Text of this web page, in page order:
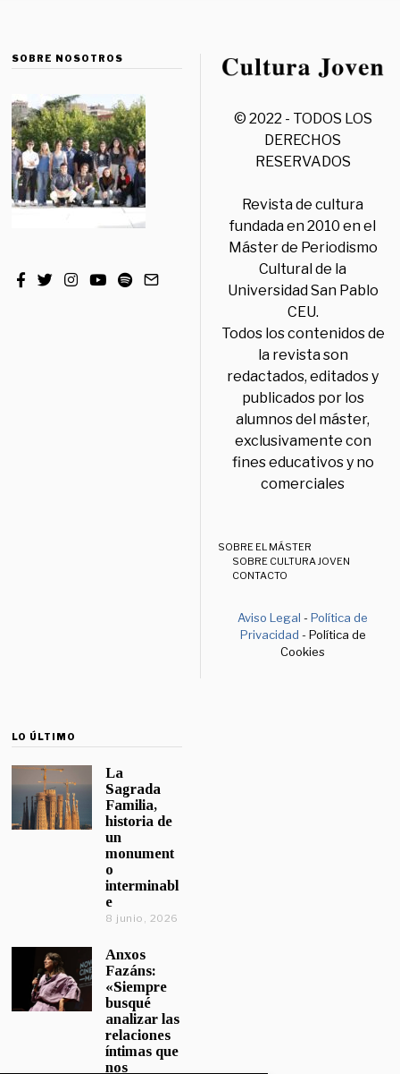
SOBRE NOSOTROS
© 2022 - TODOS LOS
DERECHOS
RESERVADOS
Revista de cultura
fundada en 2010 en el
Máster de Periodismo
Cultural de la
Universidad San Pablo
CEU.
Todos los contenidos de
la revista son
redactados, editados y
publicados por los
alumnos del máster,
exclusivamente con
fines educativos y no
comerciales
SOBRE EL MÁSTER
SOBRE CULTURA JOVEN
CONTACTO
Aviso Legal -Política de
Privacidad - Política de
Cookies
LO ÚLTIMO
La
Sagrada
Familia,
historia de
un
monument
o
interminabl
e
8 junio, 2026
Anxos
Fazáns:
«Siempre
busqué
analizar las
relaciones
íntimas que
nos